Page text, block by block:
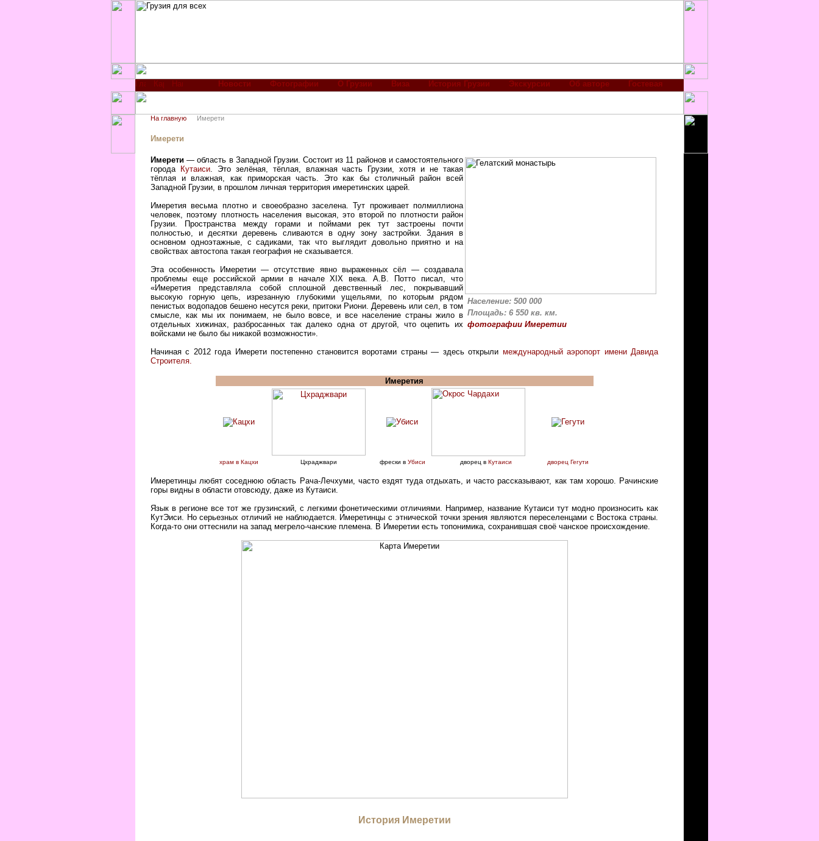
Новости Фотографии О Грузии Виза История Грузии Экскурсии Об авторе Гостевая
На главную Имерети
Имерети
Население: 500 000
Площадь: 6 550 кв. км.
фотографии Имеретии
Имерети — область в Западной Грузии. Состоит из 11 районов и самостоятельного
города Кутаиси. Это зелёная, тёплая, влажная часть Грузии, хотя и не такая
тёплая и влажная, как приморская часть. Это как бы столичный район всей
Западной Грузии, в прошлом личная территория имеретинских царей.
Имеретия весьма плотно и своеобразно заселена. Тут проживает полмиллиона
человек, поэтому плотность населения высокая, это второй по плотности район
Грузии. Пространства между горами и поймами рек тут застроены почти
полностью, и десятки деревень сливаются в одну зону застройки. Здания в
основном одноэтажные, с садиками, так что выглядит довольно приятно и на
свойствах автостопа такая география не сказывается.
Эта особенность Имеретии — отсутствие явно выраженных сёл — создавала
проблемы еще российской армии в начале XIX века. А.В. Потто писал, что
«Имеретия представляла собой сплошной девственный лес, покрывавший
высокую горную цепь, изрезанную глубокими ущельями, по которым рядом
пенистых водопадов бешено несутся реки, притоки Риони. Деревень или сел, в том
смысле, как мы их понимаем, не было вовсе, и все население страны жило в
отдельных хижинах, разбросанных так далеко одна от другой, что оцепить их
войсками не было бы никакой возможности».
Начиная с 2012 года Имерети постепенно становится воротами страны — здесь открыли международный аэропорт имени Давида
Строителя.
Имеретия
храм в Кацхи Цхраджвари фрески в Убиси дворец в Кутаиси дворец Гегути
Имеретинцы любят соседнюю область Рача-Лечхуми, часто ездят туда отдыхать, и часто рассказывают, как там хорошо. Рачинские
горы видны в области отовсюду, даже из Кутаиси.
Язык в регионе все тот же грузинский, с легкими фонетическими отличиями. Например, название Кутаиси тут модно произносить как
КутЭиси. Но серьезных отличий не наблюдается. Имеретинцы с этнической точки зрения являются переселенцами с Востока страны.
Когда-то они оттеснили на запад мегрело-чанские племена. В Имеретии есть топонимика, сохранившая своё чанское происхождение.
История Имеретии